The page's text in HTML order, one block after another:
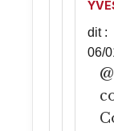
dit :
06/
@Congo : oui.